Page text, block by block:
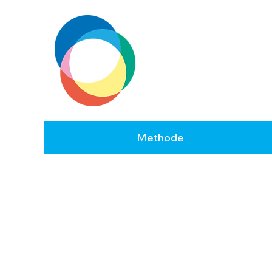
Methode